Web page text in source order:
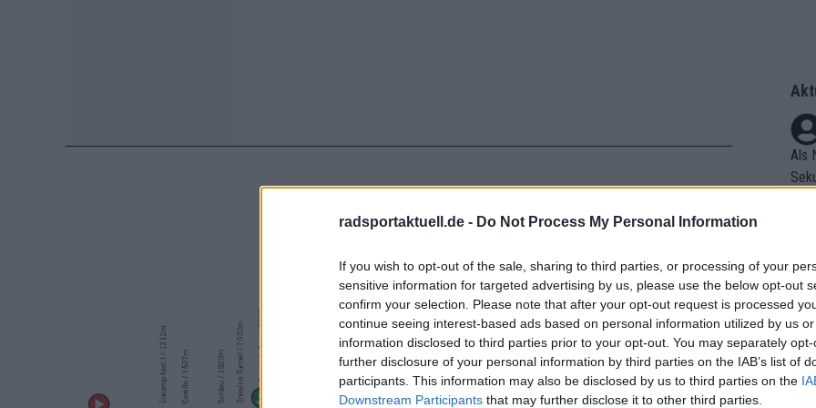
radsportaktuell.de - Do Not Process My Personal Information
If you wish to opt-out of the sale, sharing to third parties, or processing of your
sensitive information for targeted advertising by us, please use the below opt-out
confirm your selection. Please note that after your opt-out request is processed
continue seeing interest-based ads based on personal information utilized by us
information disclosed to third parties prior to your opt-out. You may separately
further disclosure of your personal information by third parties on the IAB’s list of
participants. This information may also be disclosed by us to third parties on the
Downstream Participants that may further disclose it to other third parties.
Als
er
rifft
Die
as
ür
ss
as
et.